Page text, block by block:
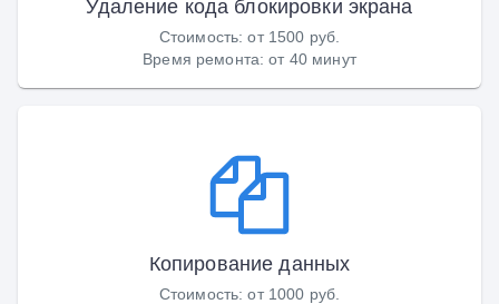
Удаление кода блокировки экрана
Стоимость:от 1500 руб.
Время ремонта:от 40 минут
Копирование данных
Стоимость:от 1000 руб.